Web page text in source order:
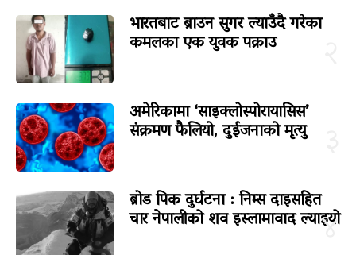
भारतबाट ब्राउन सुगर ल्याउँदै गरेका
कमलका एक युवक पक्राउ
अमेरिकामा ‘साइक्लोस्पोरायासिस’
संक्रमण फैलियो, दुईजनाको मृत्यु
४
ब्रोड पिक दुर्घटना : निम्स दाइसहित
चार नेपालीको शव इस्लामावाद ल्याइयो